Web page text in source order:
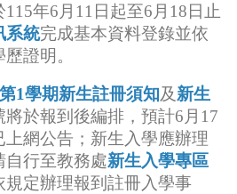
115年6 月 11 日起至6 月 18日止
系統完成基本資料登錄並依
證明。
1學期新生註冊須知及新生
將於報到後編排，預計6月 17
上網公告；新生入學應辦理
自行至教務處新生入學專區
規定辦理報到註冊入學事